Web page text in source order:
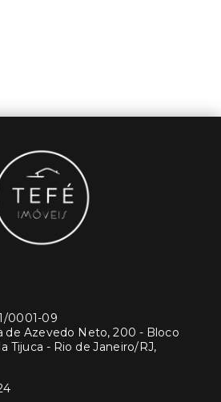
0001-09
de Azevedo Neto, 200 - Bloco
Tijuca - Rio de Janeiro/RJ,